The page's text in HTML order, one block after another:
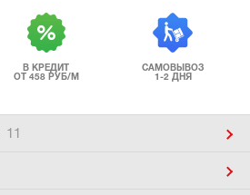
В КРЕДИТ
ОТ 458 РУБ/М
САМОВЫВОЗ
1-2 ДНЯ
11